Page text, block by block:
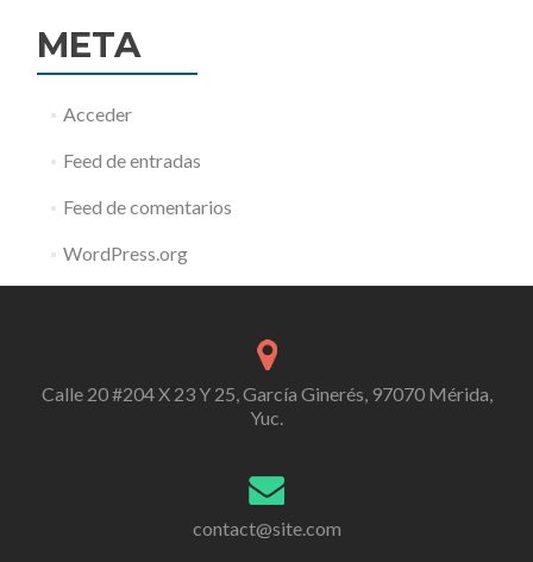
META
Acceder
Feed de entradas
Feed de comentarios
WordPress.org
Calle 20 #204 X 23 Y 25, García Ginerés, 97070 Mérida,
Yuc.
contact@site.com